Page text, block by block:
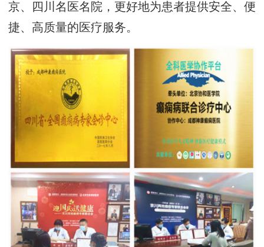
京、四川名医名院，更好地为患者提供安全、便
捷、高质量的医疗服务。